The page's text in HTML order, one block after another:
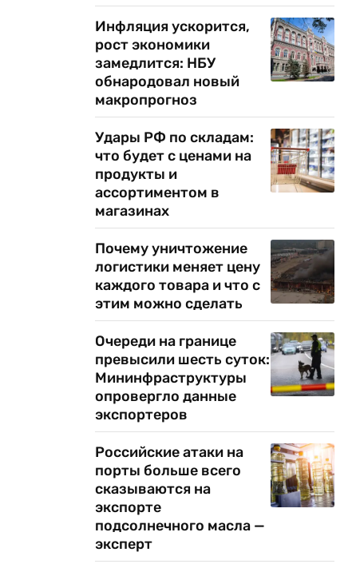
Инфляция ускорится,
рост экономики
замедлится: НБУ
обнародовал новый
макропрогноз
Удары РФ по складам:
что будет с ценами на
продукты и
ассортиментом в
магазинах
Почему уничтожение
логистики меняет цену
каждого товара и что с
этим можно сделать
Очереди на границе
превысили шесть суток:
Мининфраструктуры
опровергло данные
экспортеров
Российские атаки на
порты больше всего
сказываются на
экспорте
подсолнечного масла —
эксперт